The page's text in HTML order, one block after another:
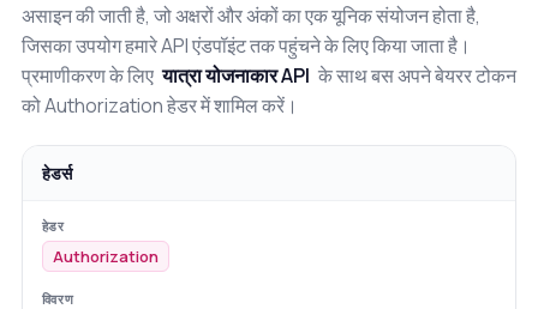
असाइन की जाती है, जो अक्षरों और अंकों का एक यूनिक संयोजन होता है,
जिसका उपयोग हमारे API एंडपॉइंट तक पहुंचने के लिए किया जाता है।
प्रमाणीकरण के लिए यात्रा योजनाकार API के साथ बस अपने बेयरर टोकन
को Authorization हेडर में शामिल करें।
हेडर्स
Authorization